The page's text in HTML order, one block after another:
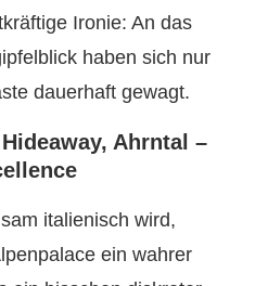
Ironie: An das
haben sich nur
dauerhaft gewagt.
Ahrntal –
italienisch wird,
ein wahrer